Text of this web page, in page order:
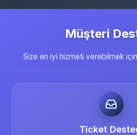
Müşteri
Size en iyi hizmeti verebilmek için
Ticket